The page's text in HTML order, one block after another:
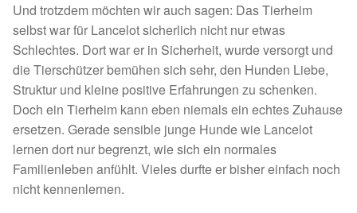
Tierschutz
Auslandstierschutz
Schutzgebühr
Unsere Notnasen
Notnasen in Deutschland
Und trotzdem möchten wir auch sagen: Das Tierheim
selbst war für Lancelot sicherlich nicht nur etwas
Schlechtes. Dort war er in Sicherheit, wurde versorgt und
die Tierschützer bemühen sich sehr, den Hunden Liebe,
Struktur und kleine positive Erfahrungen zu schenken.
Doch ein Tierheim kann eben niemals ein echtes Zuhause
ersetzen. Gerade sensible junge Hunde wie Lancelot
lernen dort nur begrenzt, wie sich ein normales
Familienleben anfühlt. Vieles durfte er bisher einfach noch
nicht kennenlernen.